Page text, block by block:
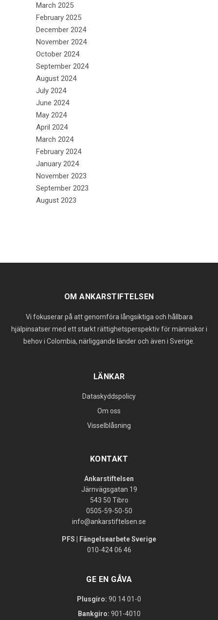
March 2025
February 2025
December 2024
November 2024
October 2024
September 2024
August 2024
July 2024
June 2024
May 2024
April 2024
March 2024
February 2024
January 2024
November 2023
September 2023
August 2023
OM ANKARSTIFTELSEN
Vi fokuserar på att genomföra långsiktiga och hållbara
hjälpinsatser med ett starkt rättighetsperspektiv för människor i
behov i Colombia, närliggande länder och även i Sverige.
LÄNKAR
Dataskyddspolicy
Om oss
Visselblåsning
KONTAKT
Ankarstiftelsen
Järnvägsgatan 19
543 50 Tibro
0505-59-50-50
info@ankarstiftelsen.se
PFS | Fängelsearbete Sverige
010-424 06 46
GE EN GÅVA
Plusgiro: 90 14 01-0
Bankgiro: 901-4010